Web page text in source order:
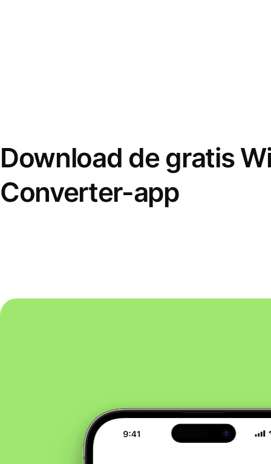
Download de gratis
Converter-app